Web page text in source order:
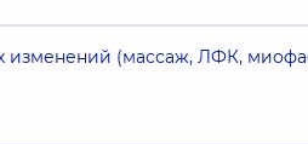
изменений (массаж, ЛФК,